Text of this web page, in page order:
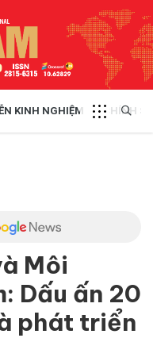
KINH NGHIỆM CHÍNH
Môi
Dấu ấn 20
phát triển